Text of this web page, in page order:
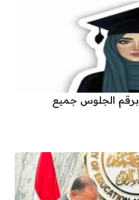
نتيجة الثانوية العامة 2026 برقم الجلوس جميع